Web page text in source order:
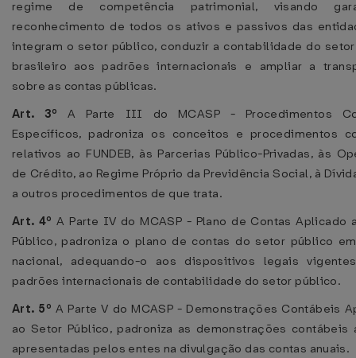
regime de competência patrimonial, visando
reconhecimento de todos os ativos e passivos das
integram o setor público, conduzir a contabilidade do
brasileiro aos padrões internacionais e ampliar a
sobre as contas públicas.
Art. 3º A Parte III do MCASP - Procedimentos
Específicos, padroniza os conceitos e procedimentos
relativos ao FUNDEB, às Parcerias Público-Privadas, às
de Crédito, ao Regime Próprio da Previdência Social, à
a outros procedimentos de que trata.
Art. 4ºA Parte IV do MCASP - Plano de Contas Aplicado
Público, padroniza o plano de contas do setor público
nacional, adequando-o aos dispositivos legais
padrões internacionais de contabilidade do setor público.
Art. 5ºA Parte V do MCASP - Demonstrações Contábeis
ao Setor Público, padroniza as demonstrações contábeis
apresentadas pelos entes na divulgação das contas anuais.